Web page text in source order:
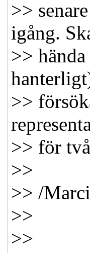
>>
igång.
>>
>>
>> för
>>
>> /
>>
>>